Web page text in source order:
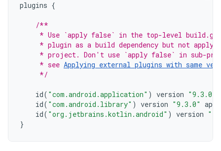
plugins {
/**
* Use `apply false` in the top-level
* plugin as a build dependency but not apply
* project. Don't use `apply false` in sub-
     * see
Applying external plugins with same
     */
id( "com.android.application" ) version "9.3.0"
id( "com.android.library" ) version "9.3.0"
id( "org.jetbrains.kotlin.android" ) version
}